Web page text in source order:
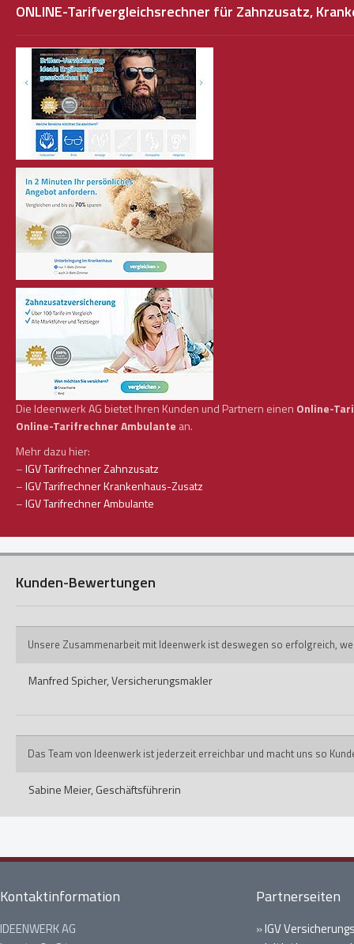
ONLINE-Tarifvergleichsrechner für Zahnzusatz,
Die Ideenwerk AG bietet Ihren Kunden und Partnern einen Online-
Online-Tarifrechner Ambulante an.
Mehr dazu hier:
–IGV Tarifrechner Zahnzusatz
–IGV Tarifrechner Krankenhaus-Zusatz
–IGV Tarifrechner Ambulante
Kunden-Bewertungen
Unsere Zusammenarbeit mit Ideenwerk ist deswegen so erfolgreich,
Manfred Spicher,Versicherungsmakler
Das Team von Ideenwerk ist jederzeit erreichbar und macht uns so
Sabine Meier, Geschäftsführerin
Kontaktinformation
IDEENWERK AG
Partnerseiten
»IGV